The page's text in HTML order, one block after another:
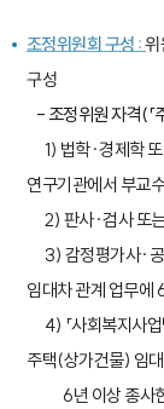
조정위원회 구성 :위
구성
- 조정위원 자격(「
1) 법학·경제학
연구기관에서 부교
2) 판사·검사 또
3) 감정평가사·공
임대차 관계 업무에
4) 「사회복지사업
주택(상가건물) 임
6년 이상 종사한